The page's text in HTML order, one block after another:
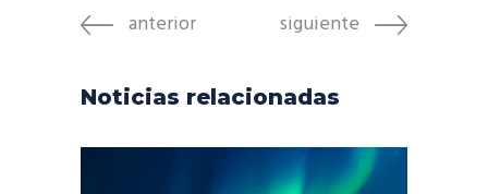
anterior siguiente
Noticias relacionadas